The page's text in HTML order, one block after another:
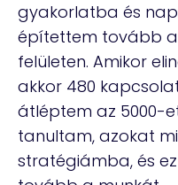
gyakorlatba és
építettem tovább
felületen. Amikor
akkor 480
átléptem az 5000-
tanultam, azokat
stratégiámba, és